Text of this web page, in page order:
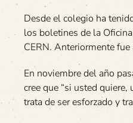
Desde el colegio ha
los boletines de la
CERN. Anteriormente
En noviembre del año
cree que “si usted
trata de ser esforzado y